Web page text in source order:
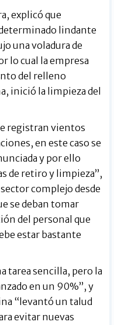
explicó que
lindante
una voladura de
lo cual la empresa
del relleno
inició la limpieza del
registran vientos
en este caso se
y por ello
de retiro y limpieza”,
complejo desde
se deban tomar
del personal que
estar bastante
tarea sencilla, pero la
en un 90%”, y
“levantó un talud
evitar nuevas